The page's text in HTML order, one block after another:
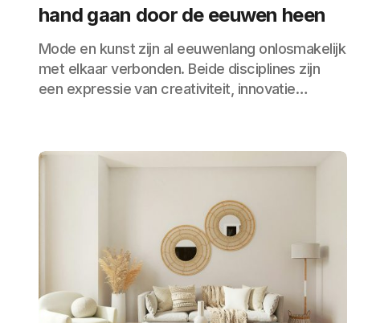
hand gaan door de eeuwen heen
Mode en kunst zijn al eeuwenlang onlosmakelijk
met elkaar verbonden. Beide disciplines zijn
een expressie van creativiteit, innovatie…